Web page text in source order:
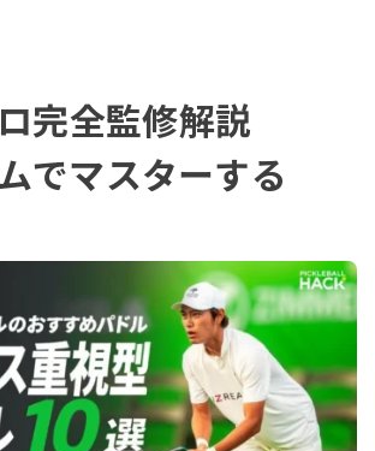
完全監修解説
でマスターする